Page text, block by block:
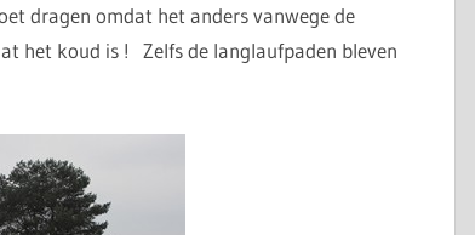
dragen omdat het anders vanwege de
het koud is ! Zelfs de langlaufpaden bleven